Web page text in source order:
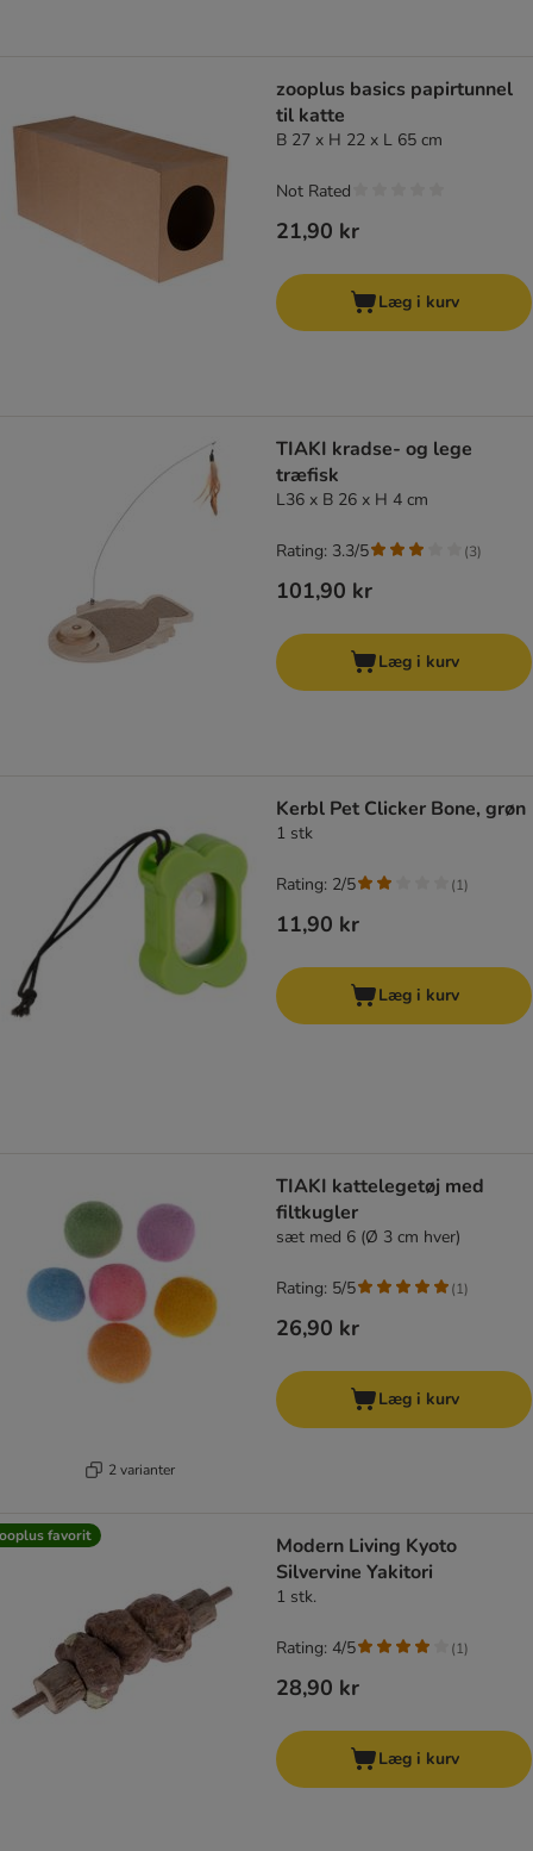
zooplus basics papirtunnel
til katte
B 27 x H 22 x L 65 cm
21,90 kr
Not Rated
Læg i kurv
TIAKI kradse- og lege
træfisk
L36 x B 26 x H 4 cm
101,90 kr
Rating: 3.3/5 (3)
Læg i kurv
Kerbl Pet Clicker Bone, grøn
1 stk
11,90 kr
Rating: 2/5 (1)
Læg i kurv
2 varianter
TIAKI kattelegetøj med
filtkugler
sæt med 6 (Ø 3 cm hver)
26,90 kr
Rating: 5/5 (1)
Læg i kurv
favorit
Modern Living Kyoto
Silvervine Yakitori
1 stk.
28,90 kr
Rating: 4/5 (1)
Læg i kurv